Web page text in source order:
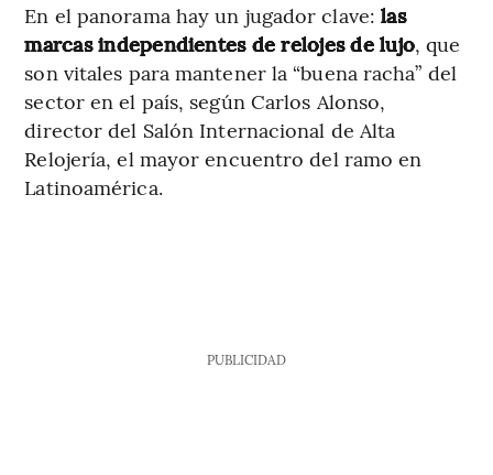
En el panorama hay un jugador clave:las
marcas independientes de relojes de lujo, que
son vitales para mantener la “buena racha” del
sector en el país, según Carlos Alonso,
director del Salón Internacional de Alta
Relojería, el mayor encuentro del ramo en
Latinoamérica.
PUBLICIDAD